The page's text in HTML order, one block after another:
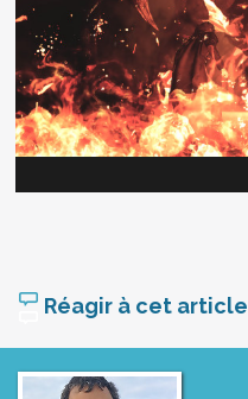
Réagir à cet article